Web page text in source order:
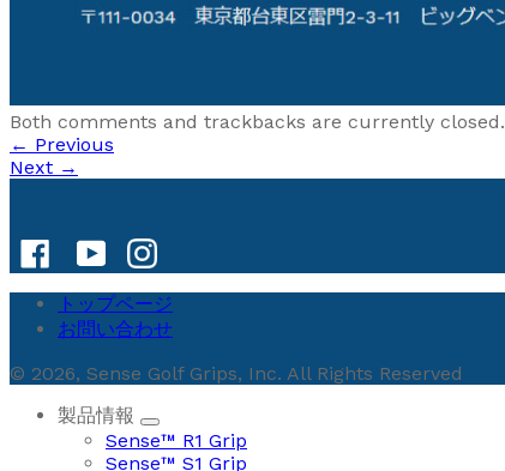
Both comments and trackbacks are currently closed.
← Previous
Next →
トップページ
お問い合わせ
© 2026, Sense Golf Grips, Inc. All Rights Reserved
製品情報
Sense™ R1 Grip
Sense™ S1 Grip